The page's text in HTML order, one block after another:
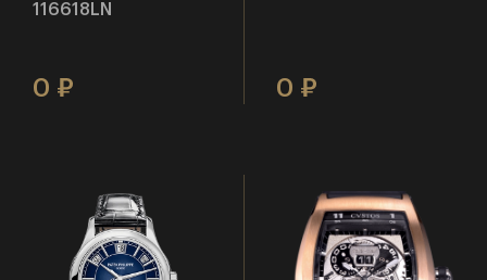
116618LN
0 0